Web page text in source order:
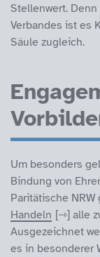
Stellenwert.
Verbandes ist es
Säule zugleich.
Um besonders
Bindung von
Paritätische
Handeln
alle
Ausgezeichnet
es in besonderer